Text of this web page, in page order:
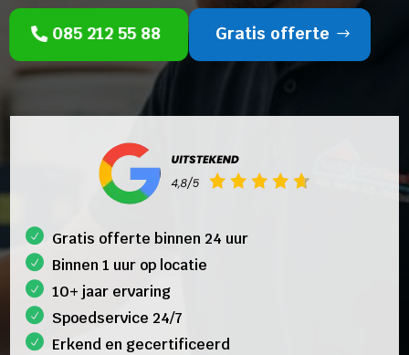
085 212 55 88 Gratis offerte
Gratis offerte binnen 24 uur
Binnen 1 uur op locatie
10+ jaar ervaring
Spoedservice 24/7
Erkend en gecertificeerd